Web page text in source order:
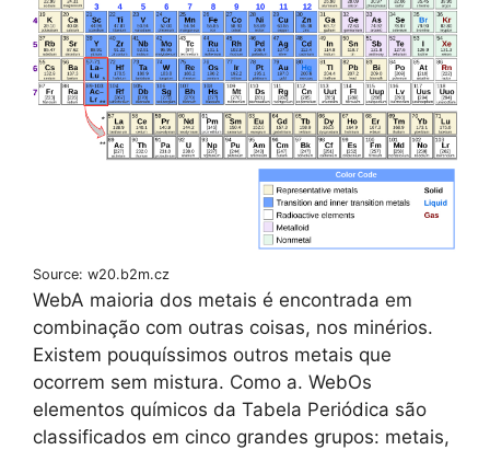
Source: w20.b2m.cz
WebA maioria dos metais é encontrada em
combinação com outras coisas, nos minérios.
Existem pouquíssimos outros metais que
ocorrem sem mistura. Como a. WebOs
elementos químicos da Tabela Periódica são
classificados em cinco grandes grupos: metais,